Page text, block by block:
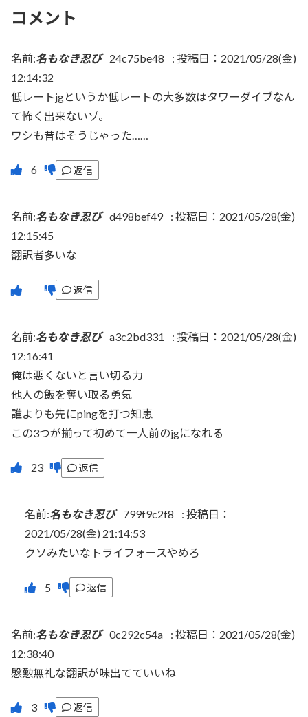
コメント
名前:名もなき忍び 24c75be48 : 投稿日：2021/05/28(金)
12:14:32
低レートjgというか低レートの大多数はタワーダイブなん
て怖く出来ないゾ。
ワシも昔はそうじゃった……
返信
名前:名もなき忍び d498bef49 : 投稿日：2021/05/28(金)
12:15:45
翻訳者多いな
返信
名前:名もなき忍び a3c2bd331 : 投稿日：2021/05/28(金)
12:16:41
俺は悪くないと言い切る力
他人の飯を奪い取る勇気
誰よりも先にpingを打つ知恵
この3つが揃って初めて一人前のjgになれる
返信
名前:名もなき忍び 799f9c2f8 : 投稿日：
2021/05/28(金) 21:14:53
クソみたいなトライフォースやめろ
返信
名前:名もなき忍び 0c292c54a : 投稿日：2021/05/28(金)
12:38:40
慇懃無礼な翻訳が味出てていいね
返信